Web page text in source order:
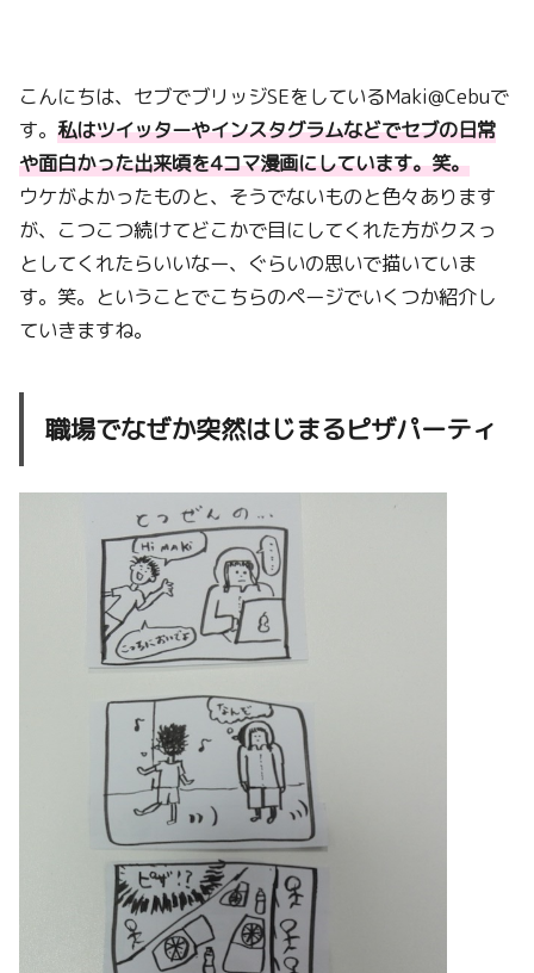
こんにちは、セブでブリッジSEをしているMaki@Cebuで
す。私はツイッターやインスタグラムなどでセブの日常
や面白かった出来頃を4コマ漫画にしています。笑。
ウケがよかったものと、そうでないものと色々あります
が、こつこつ続けてどこかで目にしてくれた方がクスっ
としてくれたらいいなー、ぐらいの思いで描いていま
す。笑。ということでこちらのページでいくつか紹介し
ていきますね。
職場でなぜか突然はじまるピザパーティ